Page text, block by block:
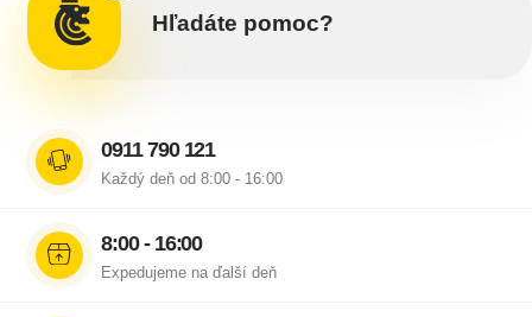
Hľadáte pomoc?
0911 790 121
Každý deň od 8:00 - 16:00
8:00 - 16:00
Expedujeme na ďalší deň